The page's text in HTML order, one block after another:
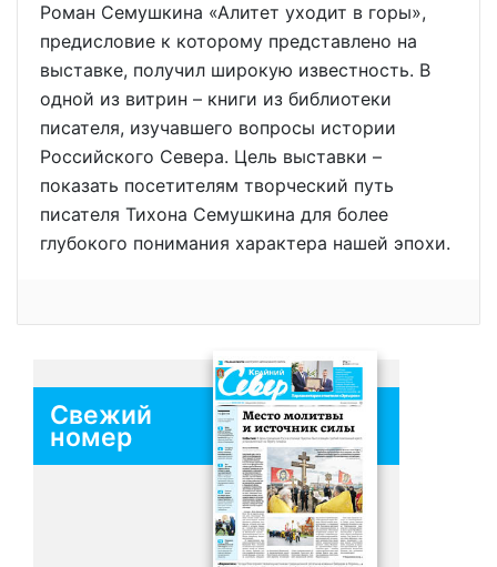
Роман Семушкина «Алитет уходит в горы»,
предисловие к которому представлено на
выставке, получил широкую известность. В
одной из витрин – книги из библиотеки
писателя, изучавшего вопросы истории
Российского Севера. Цель выставки –
показать посетителям творческий путь
писателя Тихона Семушкина для более
глубокого понимания характера нашей эпохи.
Свежий
номер